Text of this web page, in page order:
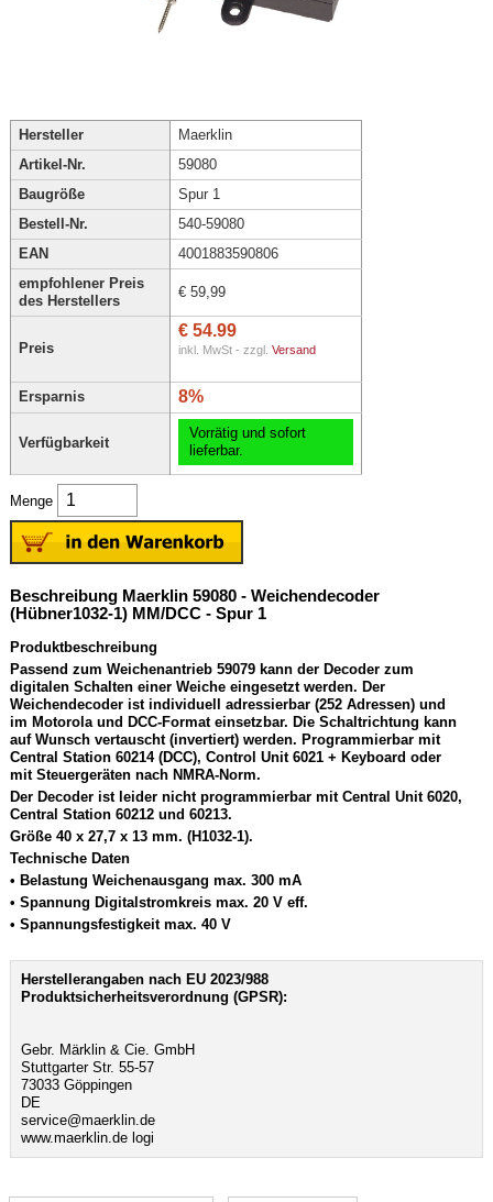
Hersteller
Maerklin
Artikel-Nr.
59080
Baugröße
Spur 1
Bestell-Nr.
540-59080
EAN
4001883590806
empfohlener Preis
des Herstellers
€ 59,99
Preis
€ 54.99
inkl. MwSt - zzgl. Versand
Ersparnis 8%
Verfügbarkeit
Vorrätig und sofort
lieferbar.
Menge
Beschreibung Maerklin 59080 - Weichendecoder
(Hübner1032-1) MM/DCC - Spur 1
Produktbeschreibung
Passend zum Weichenantrieb 59079 kann der Decoder zum
digitalen Schalten einer Weiche eingesetzt werden. Der
Weichendecoder ist individuell adressierbar (252 Adressen) und
im Motorola und DCC-Format einsetzbar. Die Schaltrichtung kann
auf Wunsch vertauscht (invertiert) werden. Programmierbar mit
Central Station 60214 (DCC), Control Unit 6021 + Keyboard oder
mit Steuergeräten nach NMRA-Norm.
Der Decoder ist leider nicht programmierbar mit Central Unit 6020,
Central Station 60212 und 60213.
Größe 40 x 27,7 x 13 mm. (H1032-1).
Technische Daten
• Belastung Weichenausgang max. 300 mA
• Spannung Digitalstromkreis max. 20 V eff.
• Spannungsfestigkeit max. 40 V
Herstellerangaben nach EU 2023/988
Produktsicherheitsverordnung (GPSR):
Gebr. Märklin & Cie. GmbH
Stuttgarter Str. 55-57
73033 Göppingen
DE
service@maerklin.de
www.maerklin.de logi